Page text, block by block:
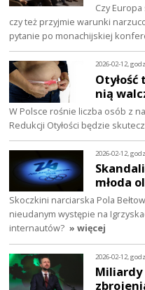
Czy
czy też przyjmie warunki
pytanie po monachijskiej
2026-02-12,
nią
W Polsce rośnie liczba osób z
Redukcji Otyłości będzie
2026-02-12,
młoda
Skoczkini narciarska Pola
nieudanym występie na
internautów? » więcej
2026-02-12,
Miliardy